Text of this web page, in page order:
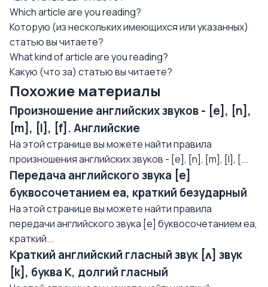
Which article are you reading?
Которую (из нескольких имеющихся или указанных)
статью вы читаете?
What kind of article are you reading?
Какую (что за) статью вы читаете?
Похожие материалы
Произношение английских звуков - [e], [n],
[m], [l], [f]. Английские
На этой странице вы можете найти правила
произношения английских звуков - [e], [n], [m], [l], [...
Передача английского звука [e]
буквосочетанием еа, краткий безударный
На этой странице вы можете найти правила
передачи английского звука [e] буквосочетанием еа,
краткий...
Краткий английский гласный звук [ʌ] звук
[k], буква K, долгий гласный